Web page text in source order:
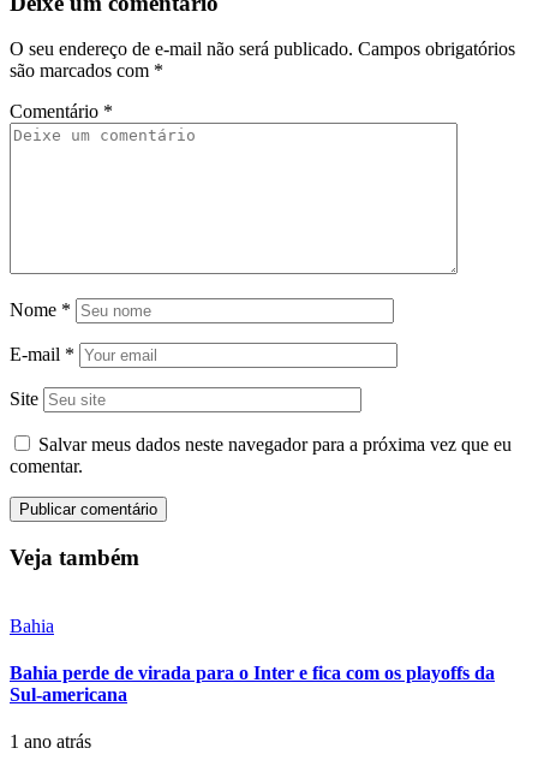
O seu endereço de e-mail não será publicado. Campos obrigatórios
são marcados com *
Comentário *
Nome *
E-mail *
Site
Salvar meus dados neste navegador para a próxima vez que eu
comentar.
Veja também
Bahia
Bahia perde de virada para o Inter e fica com os playoffs da
Sul-americana
1 ano atrás